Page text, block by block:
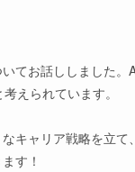
いてお話ししました
えられています。
キャリア戦略を立
す！